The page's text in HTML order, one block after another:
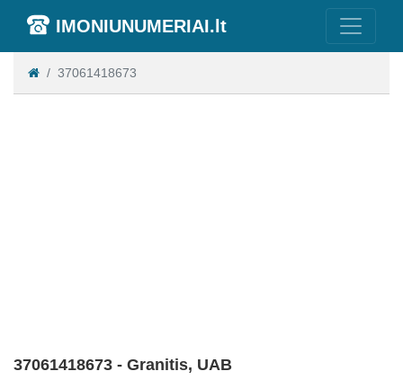
IMONIUNUMERIAI.lt
37061418673
37061418673 - Granitis, UAB